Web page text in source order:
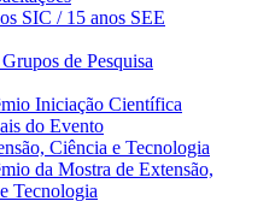
SIC / 15 anos SEE
de Pesquisa
Iniciação Científica
do Evento
Ciência e Tecnologia
da Mostra de Extensão,
Tecnologia